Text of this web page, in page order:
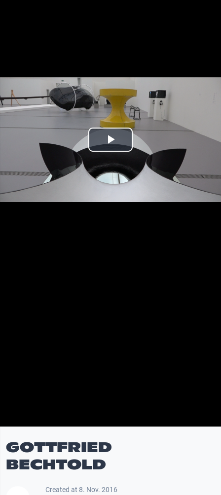
Play
Video
GOTTFRIED
BECHTOLD
Created at 8. Nov. 2016